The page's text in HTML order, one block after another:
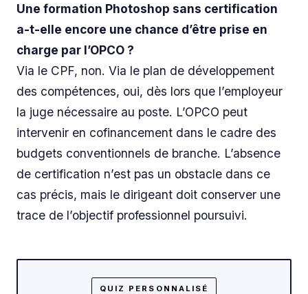
Une formation Photoshop sans certification
a-t-elle encore une chance d’être prise en
charge par l’OPCO ?
Via le CPF, non. Via le plan de développement
des compétences, oui, dès lors que l’employeur
la juge nécessaire au poste. L’OPCO peut
intervenir en cofinancement dans le cadre des
budgets conventionnels de branche. L’absence
de certification n’est pas un obstacle dans ce
cas précis, mais le dirigeant doit conserver une
trace de l’objectif professionnel poursuivi.
QUIZ PERSONNALISÉ